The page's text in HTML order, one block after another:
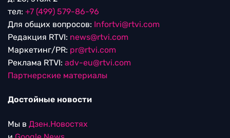
тел: +7 (499) 579-86-96
Для общих вопросов: Infortvi@rtvi.com
Редакция RTVI: news@rtvi.com
Маркетинг/PR: pr@rtvi.com
Реклама RTVI: adv-eu@rtvi.com
Партнерские материалы
Достойные новости
Мы в Дзен.Новостях